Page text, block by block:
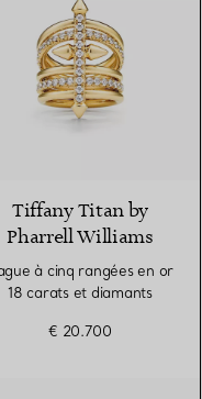
Tiffany Titan by
Pharrell Williams
à cinq rangées en or
18 carats et diamants
€ 20.700